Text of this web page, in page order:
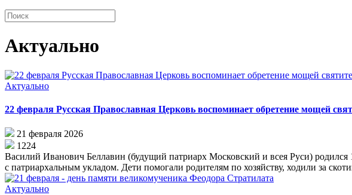
Актуально
Актуально
22 февраля Русская Православная Церковь воспоминает обретение мощей
21 февраля 2026
1224
Ва­си­лий Ива­но­вич Бе­лла­вин (бу­ду­щий пат­ри­арх Мос­ков­ский и всея Ру­си) ро­дил­ся
с пат­ри­ар­халь­ным укла­дом. Де­ти по­мо­га­ли ро­ди­те­лям по хо­зяй­ству, хо­ди­ли за
Актуально